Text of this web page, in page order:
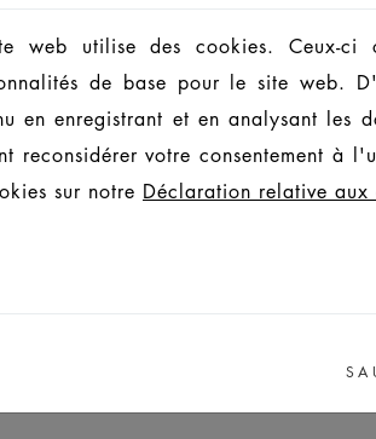
web utilise des cookies. Ceux-ci
de base pour le site web.
en enregistrant et en analysant les
reconsidérer votre consentement à
sur notre Déclaration relative aux